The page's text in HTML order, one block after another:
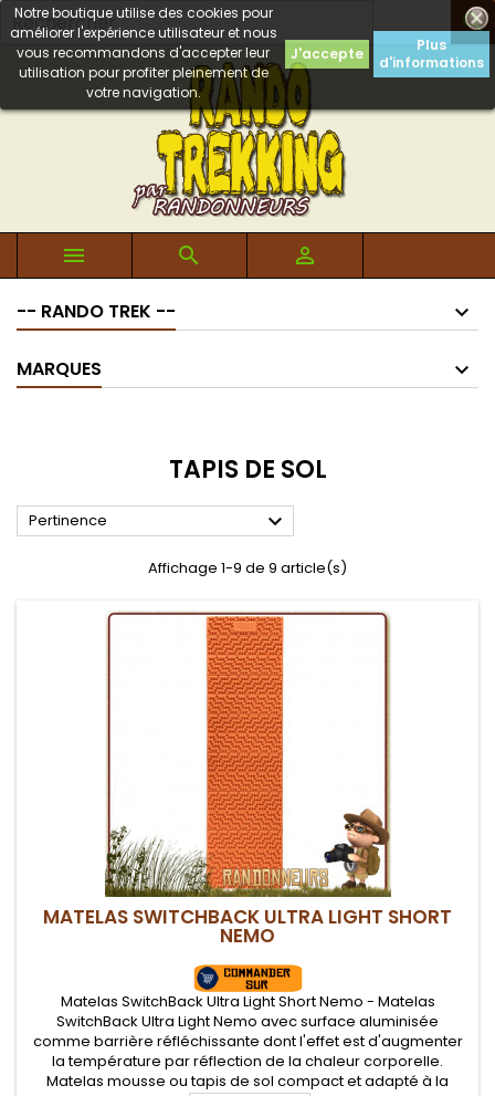

Notre boutique utilise des cookies pour
améliorer l'expérience utilisateur et nous
vous recommandons d'accepter leur
utilisation pour profiter pleinement de
votre navigation.
J'accepte
Plus
d'informations
  
-- RANDO TREK --
MARQUES
TAPIS DE SOL
Pertinence 
Affichage 1-9 de 9 article(s)
MATELAS SWITCHBACK ULTRA LIGHT SHORT
NEMO
Matelas SwitchBack Ultra Light Short Nemo - Matelas
SwitchBack Ultra Light Nemo avec surface aluminisée
comme barrière réfléchissante dont l'effet est d'augmenter
la température par réflection de la chaleur corporelle.
Matelas mousse ou tapis de sol compact et adapté à la